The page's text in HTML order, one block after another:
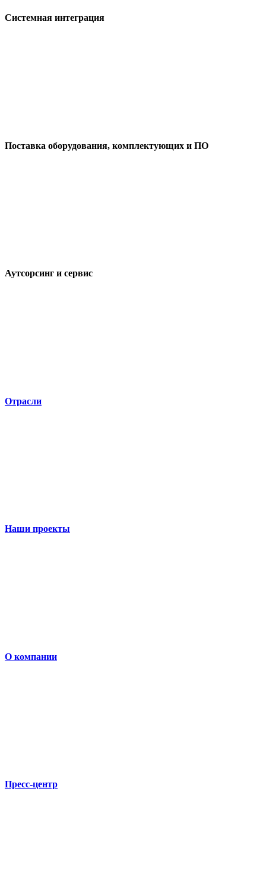
Системная интеграция
Поставка оборудования, комплектующих и ПО
Аутсорсинг и сервис
Отрасли
Наши проекты
О компании
Пресс-центр